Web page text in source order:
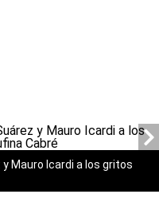
Mauro Icardi a los gritos